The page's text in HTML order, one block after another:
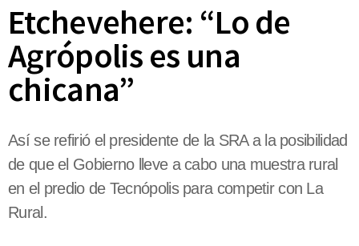
Etchevehere: “Lo de
Agrópolis es una
chicana”
Así se refirió el presidente de la SRA a la posibilidad
de que el Gobierno lleve a cabo una muestra rural
en el predio de Tecnópolis para competir con La
Rural.